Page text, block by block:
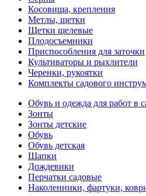
Косовища, крепления
Метлы, щетки
Щетки щелевые
Плодосъемники
Приспособления для заточки
Культиваторы и рыхлители
Черенки, рукоятки
Комплекты садового
Обувь и одежда для работ в
Зонты
Зонты детские
Обувь
Обувь детская
Шапки
Дождевики
Перчатки садовые
Наколенники, фартуки,